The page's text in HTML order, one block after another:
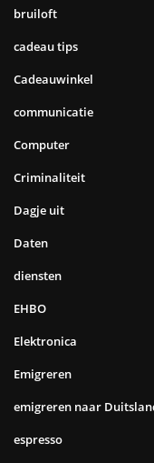
bruiloft
cadeau tips
Cadeauwinkel
communicatie
Computer
Criminaliteit
Dagje uit
Daten
diensten
EHBO
Elektronica
Emigreren
emigreren naar
espresso